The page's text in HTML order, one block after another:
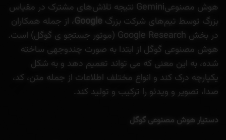
هوش مصنوعیGemini نتیجه تلاش‌های مشترک در مقیاس
بزرگ توسط تیم‌های شرکت بزرگ Google، از جمله همکاران
در بخش Google Research (موتور جستجو ی گوگل) است.
هوش مصنوعی گوگل از ابتدا به صورت چندوجهی ساخته
شده، به این معنی که می تواند تعمیم دهد و به شکل
یکپارچه درک کند و انواع مختلف اطلاعات از جمله متن، کد،
صدا، تصویر و ویدئو را ترکیب و تولید کند.
دستیار هوش مصنوعی گوگل